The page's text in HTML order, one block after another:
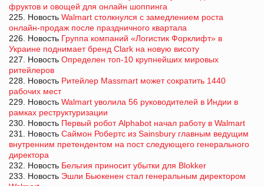
фруктов и овощей для онлайн шоппинга
225. Новость Walmart столкнулся с замедлением роста
онлайн-продаж после праздничного квартала
226. Новость Группа компаний «Логистик Форклифт» в
Украине поднимает бренд Clark на новую висоту
227. Новость Определен топ-10 крупнейших мировых
ритейлеров
228. Новость Ритейлер Massmart может сократить 1440
рабочих мест
229. Новость Walmart уволила 56 руководителей в Индии в
рамках реструктуризации
230. Новость Первый робот Alphabot начал работу в Walmart
231. Новость Саймон Робертс из Sainsbury главным ведущим
внутренним претендентом на пост следующего генерального
директора
232. Новость Бельгия приносит убытки для Blokker
233. Новость Эшли Бьюкенен стал генеральным директором